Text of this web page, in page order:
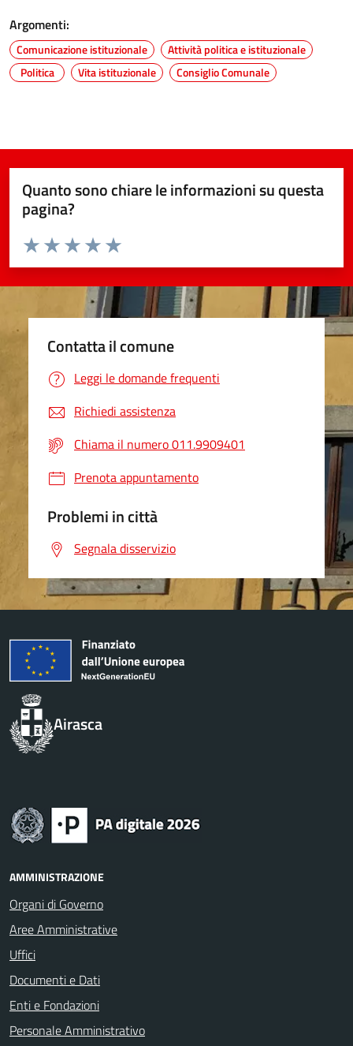
Argomenti:
Comunicazione istituzionale
Attività politica e istituzionale
Politica
Vita istituzionale Consiglio Comunale
Quanto sono chiare le informazioni su questa
pagina?
Valuta da 1 a 5 stelle la pagina
Valuta 5 stelle su 5
Valuta 4 stelle su 5
Valuta 3 stelle su 5
Valuta 2 stelle su 5
Valuta 1 stelle su 5
Contatta il comune
Leggi le domande frequenti
Richiedi assistenza
Chiama il numero 011.9909401
Prenota appuntamento
Problemi in città
Segnala disservizio
Airasca
AMMINISTRAZIONE
Organi di Governo
Aree Amministrative
Uffici
Documenti e Dati
Enti e Fondazioni
Personale Amministrativo